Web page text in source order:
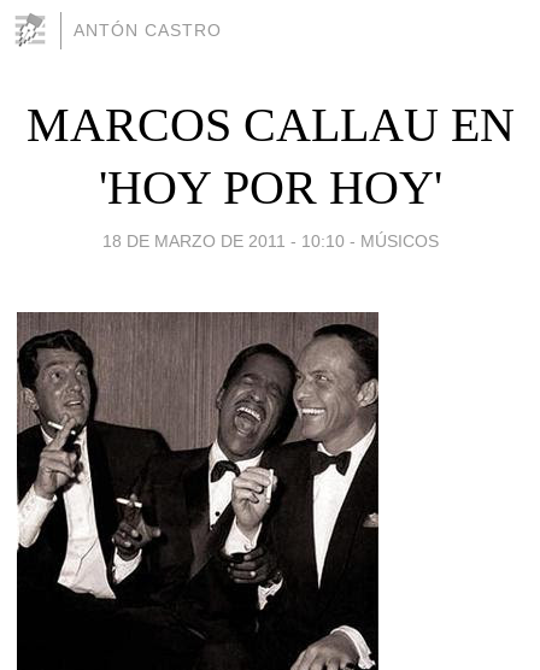
ANTÓN CASTRO
MARCOS CALLAU EN
'HOY POR HOY'
18 DE MARZO DE 2011 - 10:10 - MÚSICOS